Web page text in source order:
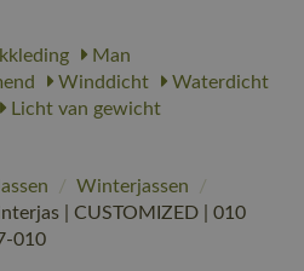
Man
Winddicht
Waterdicht
Licht van gewicht
/ Winterjassen
/
| CUSTOMIZED | 010
010